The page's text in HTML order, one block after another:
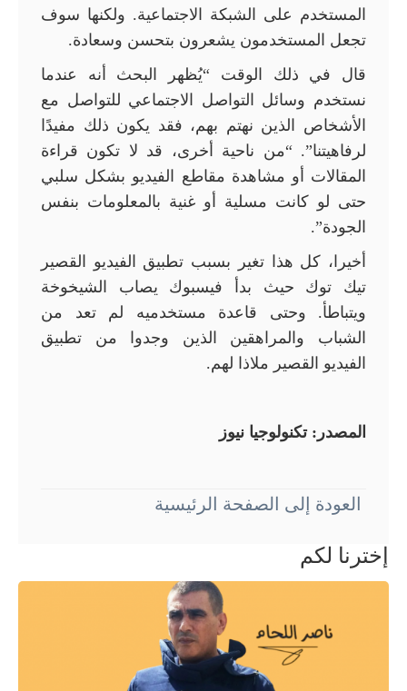
المستخدم على الشبكة الاجتماعية. ولكنها سوف
تجعل المستخدمون يشعرون بتحسن وسعادة.
قال في ذلك الوقت “يُظهر البحث أنه عندما
نستخدم وسائل التواصل الاجتماعي للتواصل مع
الأشخاص الذين نهتم بهم، فقد يكون ذلك مفيدًا
لرفاهيتنا”. “من ناحية أخرى، قد لا تكون قراءة
المقالات أو مشاهدة مقاطع الفيديو بشكل سلبي
حتى لو كانت مسلية أو غنية بالمعلومات بنفس
الجودة”.
أخيرا، كل هذا تغير بسبب تطبيق الفيديو القصير
تيك توك حيث بدأ فيسبوك يصاب الشيخوخة
ويتباطأ. وحتى قاعدة مستخدميه لم تعد من
الشباب والمراهقين الذين وجدوا من تطبيق
الفيديو القصير ملاذا لهم.
المصدر: تكنولوجيا نيوز
العودة إلى الصفحة الرئيسية
إخترنا لكم